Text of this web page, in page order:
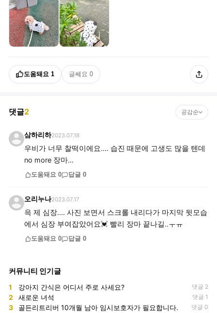
도움돼요 1 글쎄요 0
댓글2 공감순
삼하리하2023.07.18
우비가 너무 찰떡이에요.... 습진 때문에 고생도 많을 텐데
no more 장마...
도움돼요 0 답글 0
오리누나2023.07.17
윽 제 심장.... 사진 보면서 스크롤 내리다가 마지막 뒷모습
에서 심장 부여잡았어요💓 빨리 장마 끝나길..ㅜㅠ
도움돼요 0 답글 0
커뮤니티 인기글
1 강아지 간식은 어디서 주로 사세요? 댓글 2
2 새로운 녀석 댓글 1
3 골든리트리버 10개월 남아 임시보호자가 필요합니다. 댓글 0